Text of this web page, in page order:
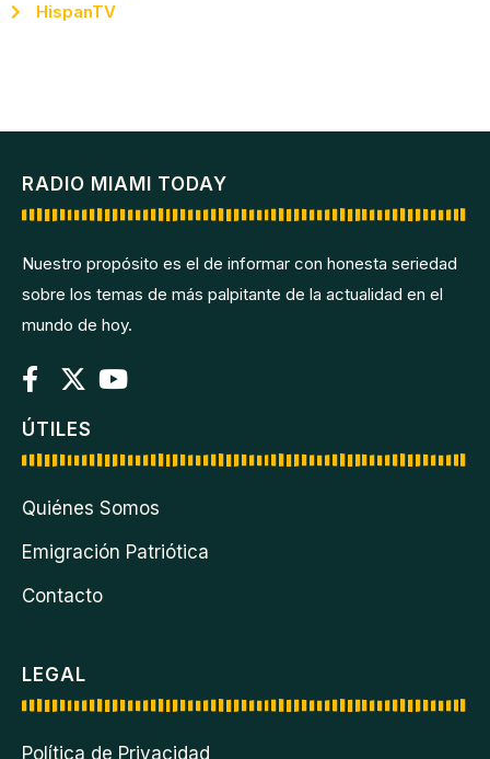
HispanTV
RADIO MIAMI TODAY
Nuestro propósito es el de informar con honesta seriedad
sobre los temas de más palpitante de la actualidad en el
mundo de hoy.
ÚTILES
Quiénes Somos
Emigración Patriótica
Contacto
LEGAL
Política de Privacidad